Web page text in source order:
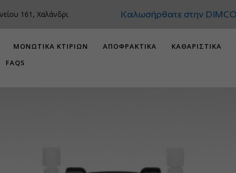
161, Χαλάνδρι Καλωσήρθατε στην DIMCO!
ΜΟΝΩΤΙΚΑ ΚΤΙΡΙΩΝ ΑΠΟΦΡΑΚΤΙΚΑ ΚΑΘΑΡΙΣΤΙΚΑ
FAQS